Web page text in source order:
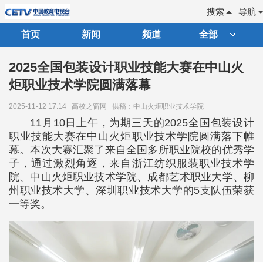
导航
搜索
首页 新闻 频道 全部
2025全国包装设计职业技能大赛在中山火
炬职业技术学院圆满落幕
2025-11-12 17:14 高校之窗网 供稿：中山火炬职业技术学院
11月10日上午，为期三天的2025全国包装设计
职业技能大赛在中山火炬职业技术学院圆满落下帷
幕。本次大赛汇聚了来自全国多所职业院校的优秀学
子，通过激烈角逐，来自浙江纺织服装职业技术学
院、中山火炬职业技术学院、成都艺术职业大学、柳
州职业技术大学、深圳职业技术大学的5支队伍荣获
一等奖。